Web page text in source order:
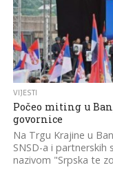
VIJESTI
Počeo miting u
govornice
Na Trgu Krajine u
SNSD-a i partnerskih
nazivom "Srpska te